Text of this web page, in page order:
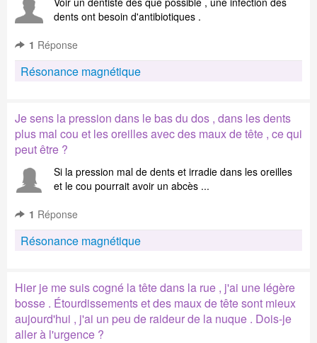
dents ont besoin d'antibiotiques .
1 Réponse
Résonance magnétique
Je sens la pression dans le bas du dos , dans les dents
plus mal cou et les oreilles avec des maux de tête , ce qui
peut être ?
Si la pression mal de dents et irradie dans les oreilles
et le cou pourrait avoir un abcès ...
1 Réponse
Résonance magnétique
Hier je me suis cogné la tête dans la rue , j'ai une légère
bosse . Étourdissements et des maux de tête sont mieux
aujourd'hui , j'ai un peu de raideur de la nuque . Dois-je
aller à l'urgence ?